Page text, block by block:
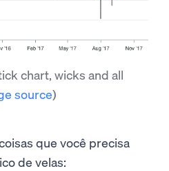
chart, wicks and all
source)
que você precisa
de velas: